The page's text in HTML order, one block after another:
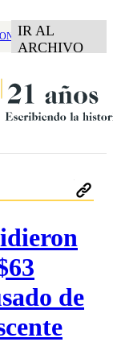
IR AL
ARCHIVO
de